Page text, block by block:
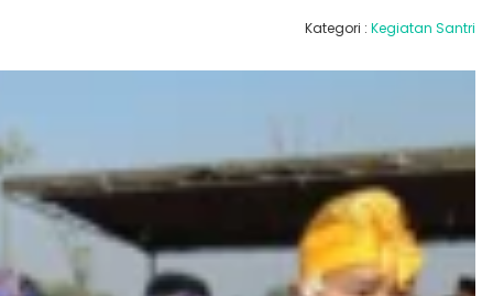
Kategori :Kegiatan Santri